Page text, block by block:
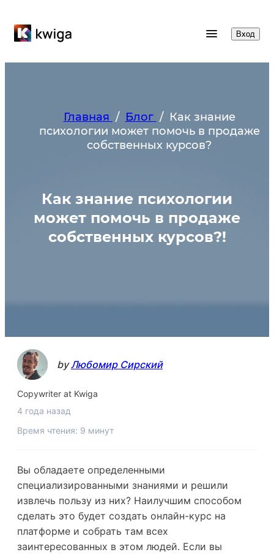
Вход
Главная / Блог / Как знание
психологии может помочь в продаже
собственных курсов?
Как знание психологии
может помочь в продаже
собственных курсов?!
byЛюбомир Сирский
Copywriter at Kwiga
4 года назад
Время чтения: 9 минут
Вы обладаете определенными
специализированными знаниями и решили
извлечь пользу из них? Наилучшим способом
сделать это будет создать онлайн-курс на
платформе и собрать там всех
заинтересованных в этом людей. Если вы